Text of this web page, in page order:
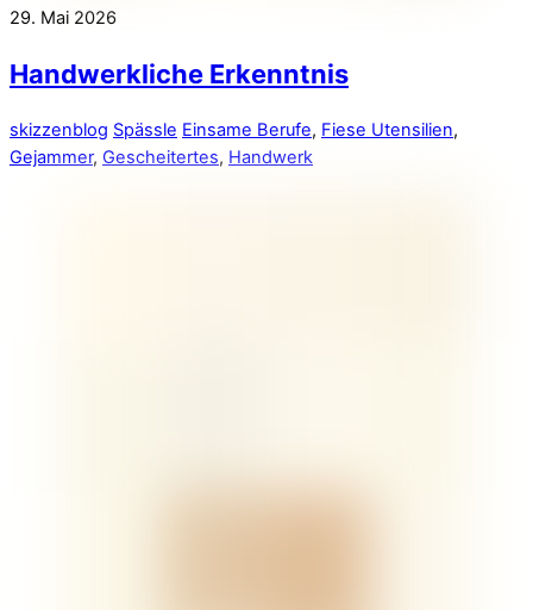
29. Mai 2026
Handwerkliche Erkenntnis
skizzenblog Spässle Einsame Berufe, Fiese Utensilien,
Gejammer, Gescheitertes, Handwerk